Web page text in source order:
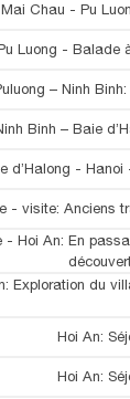
Chau - Pu
Luong - Balade
– Ninh
Binh – Baie
d’Halong - Hanoi
- visite: Anciens
- Hoi An: En
Exploration du
Hoi An:
Hoi An: